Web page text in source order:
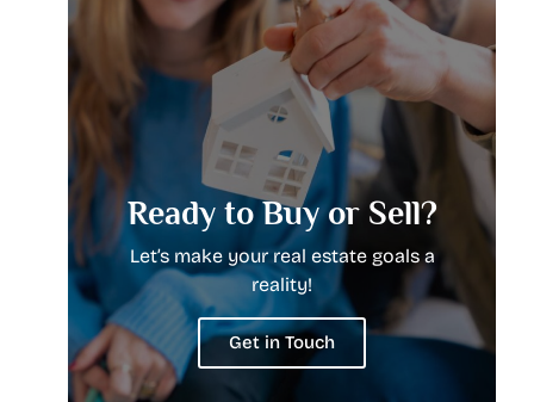
Ready to Buy or Sell?
Let’s make your real estate goals a
reality!
Get in Touch